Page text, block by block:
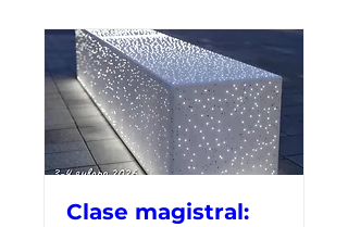
Clase magistral: